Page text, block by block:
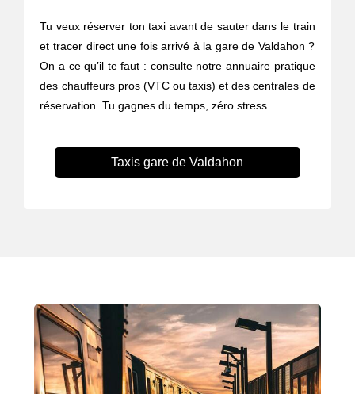
Tu veux réserver ton taxi avant de sauter dans le train
et tracer direct une fois arrivé à la gare de Valdahon ?
On a ce qu’il te faut : consulte notre annuaire pratique
des chauffeurs pros (VTC ou taxis) et des centrales de
réservation. Tu gagnes du temps, zéro stress.
Taxis gare de Valdahon